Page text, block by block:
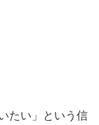
たい」という信